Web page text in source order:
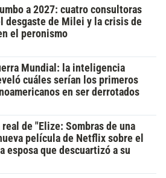
a 2027: cuatro consultoras
desgaste de Milei y la crisis de
el peronismo
Mundial: la inteligencia
cuáles serían los primeros
en ser derrotados
de "Elize: Sombras de una
película de Netflix sobre el
esposa que descuartizó a su